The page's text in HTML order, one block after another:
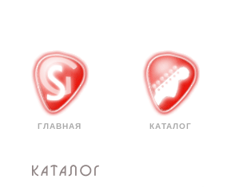
ГЛАВНАЯ КАТАЛОГ